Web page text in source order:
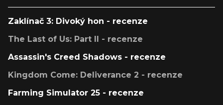
Zaklínač 3: Divoký hon - recenze
The Last of Us: Part II - recenze
Assassin's Creed Shadows - recenze
Kingdom Come: Deliverance 2 - recenze
Farming Simulator 25 - recenze